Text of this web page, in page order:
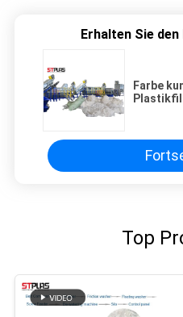
Erhalten Sie
Farbe
Top